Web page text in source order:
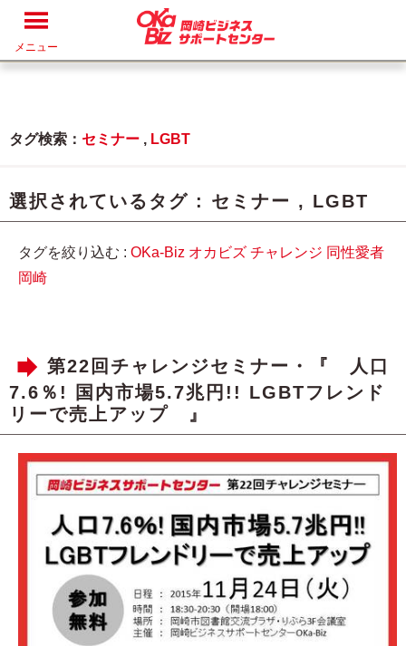
メニュー
タグ検索： セミナー , LGBT
選択されているタグ : セミナー , LGBT
タグを絞り込む : OKa-Biz オカビズ チャレンジ 同性愛者
岡崎
第22回チャレンジセミナー・『 人口
7.6％! 国内市場5.7兆円!! LGBTフレンド
リーで売上アップ 』